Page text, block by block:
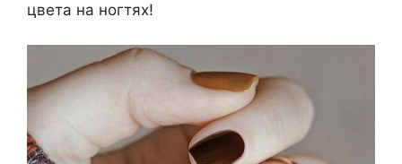
цвета на ногтях!